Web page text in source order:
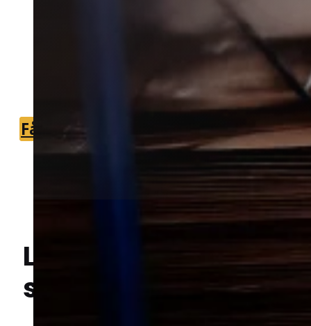
Effektiv skægkræbekæmpelse i Harlev
til både huse og lejligheder.
Få hurtigt kontakt til lokale
skadedyrsteknikere med erfaring i
Få et tilbud +45 51 90 85 46
Lokal bekæmpelse
skægkræ
i Harlev
Hej! Hvordan kan jeg hjælpe dig? Har du nogen spørgsmål?